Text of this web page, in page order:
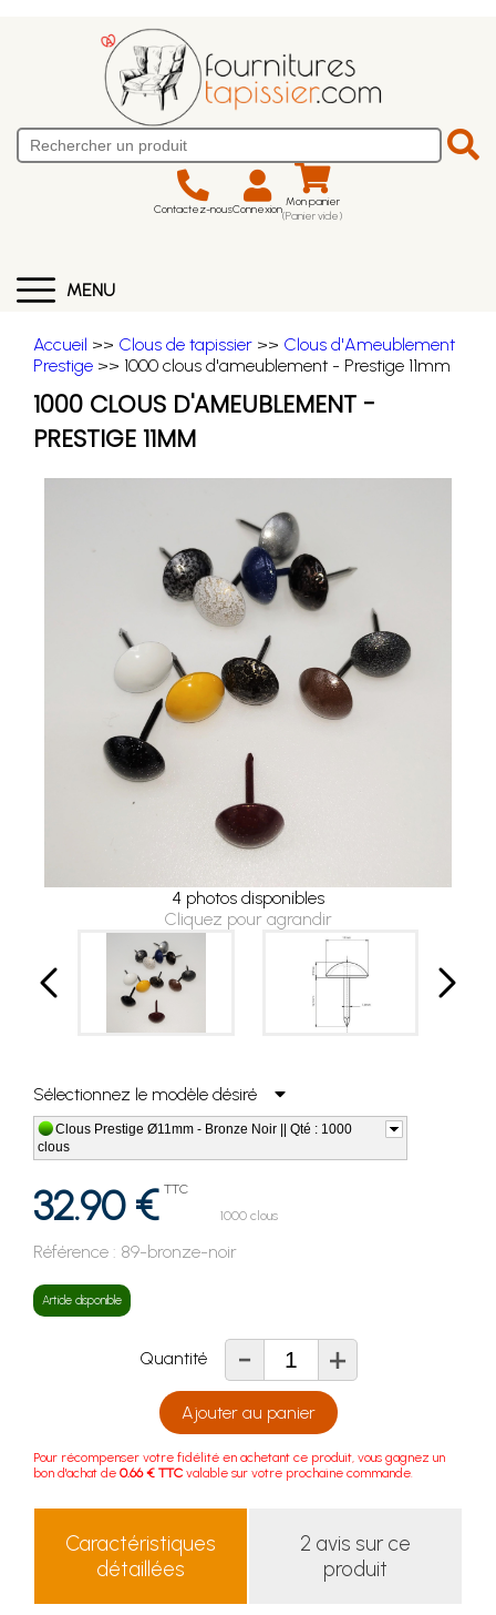
Contactez-nousConnexion Mon panier
(Panier vide)
MENU
Accueil >> Clous de tapissier >> Clous d'Ameublement
Prestige >> 1000 clous d'ameublement - Prestige 11mm
1000 CLOUS D'AMEUBLEMENT -
PRESTIGE 11MM
4 photos disponibles
Cliquez pour agrandir
Sélectionnez le modèle désiré
Clous Prestige Ø11mm - Bronze Noir || Qté : 1000
clous
32.90 € TTC
1000 clous
Référence : 89-bronze-noir
Article disponible
Quantité - +
Ajouter au panier
Pour récompenser votre fidélité en achetant ce produit, vous gagnez un
bon d'achat de 0.66 € TTC valable sur votre prochaine commande.
Caractéristiques
détaillées
2 avis sur ce
produit